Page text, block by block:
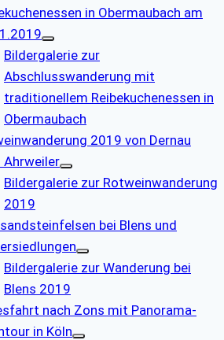
in Obermaubach am
Bildergalerie zur
Abschlusswanderung mit
traditionellem Reibekuchenessen in
Obermaubach
2019 von Dernau
Ahrweiler
Bildergalerie zur Rotweinwanderung
2019
bei Blens und
Bildergalerie zur Wanderung bei
Blens 2019
nach Zons mit Panorama-
in Köln